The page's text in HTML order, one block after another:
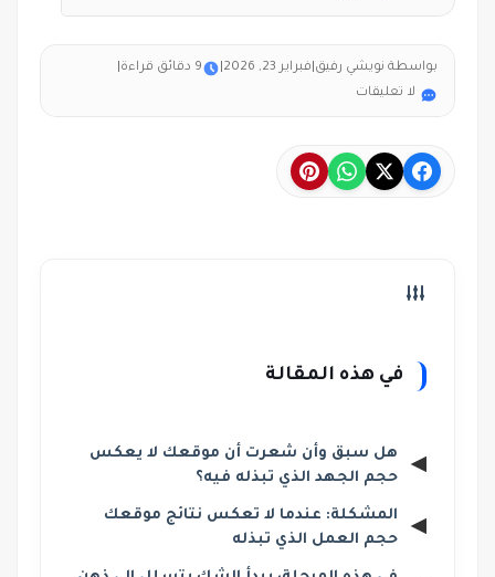
بواسطة نويشي رفيق فبراير 23, 2026 9 دقائق قراءة
لا تعليقات
في هذه المقالة
هل سبق وأن شعرت أن موقعك لا يعكس
حجم الجهد الذي تبذله فيه؟
المشكلة: عندما لا تعكس نتائج موقعك
حجم العمل الذي تبذله